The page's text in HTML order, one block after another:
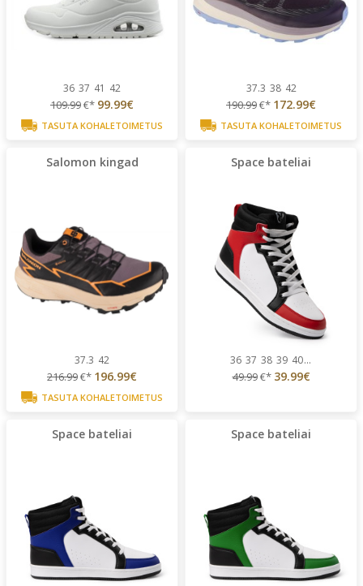
36 37 41 42
109.99€* 99.99€
TASUTA KOHALETOIMETUS
37.3 38 42
190.99€* 172.99€
TASUTA KOHALETOIMETUS
Salomon kingad
37.3 42
216.99€* 196.99€
TASUTA KOHALETOIMETUS
Space bateliai
36 37 38 39 40...
49.99€* 39.99€
Space bateliai Space bateliai